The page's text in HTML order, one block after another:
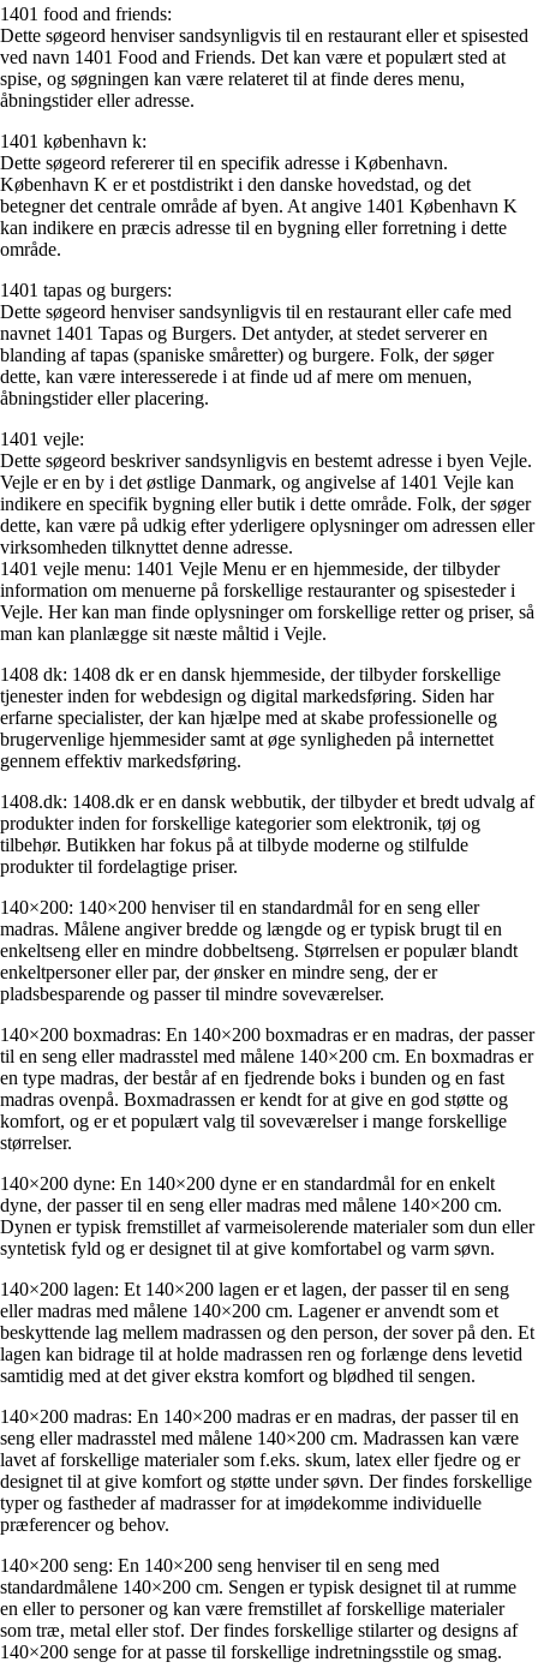
1401 food and friends:
Dette søgeord henviser sandsynligvis til en restaurant eller et spisested
ved navn 1401 Food and Friends. Det kan være et populært sted at
spise, og søgningen kan være relateret til at finde deres menu,
åbningstider eller adresse.
1401 københavn k:
Dette søgeord refererer til en specifik adresse i København.
København K er et postdistrikt i den danske hovedstad, og det
betegner det centrale område af byen. At angive 1401 København K
kan indikere en præcis adresse til en bygning eller forretning i dette
område.
1401 tapas og burgers:
Dette søgeord henviser sandsynligvis til en restaurant eller cafe med
navnet 1401 Tapas og Burgers. Det antyder, at stedet serverer en
blanding af tapas (spaniske småretter) og burgere. Folk, der søger
dette, kan være interesserede i at finde ud af mere om menuen,
åbningstider eller placering.
1401 vejle:
Dette søgeord beskriver sandsynligvis en bestemt adresse i byen Vejle.
Vejle er en by i det østlige Danmark, og angivelse af 1401 Vejle kan
indikere en specifik bygning eller butik i dette område. Folk, der søger
dette, kan være på udkig efter yderligere oplysninger om adressen eller
virksomheden tilknyttet denne adresse.
1401 vejle menu: 1401 Vejle Menu er en hjemmeside, der tilbyder
information om menuerne på forskellige restauranter og spisesteder i
Vejle. Her kan man finde oplysninger om forskellige retter og priser, så
man kan planlægge sit næste måltid i Vejle.
1408 dk: 1408 dk er en dansk hjemmeside, der tilbyder forskellige
tjenester inden for webdesign og digital markedsføring. Siden har
erfarne specialister, der kan hjælpe med at skabe professionelle og
brugervenlige hjemmesider samt at øge synligheden på internettet
gennem effektiv markedsføring.
1408.dk: 1408.dk er en dansk webbutik, der tilbyder et bredt udvalg af
produkter inden for forskellige kategorier som elektronik, tøj og
tilbehør. Butikken har fokus på at tilbyde moderne og stilfulde
produkter til fordelagtige priser.
140×200: 140×200 henviser til en standardmål for en seng eller
madras. Målene angiver bredde og længde og er typisk brugt til en
enkeltseng eller en mindre dobbeltseng. Størrelsen er populær blandt
enkeltpersoner eller par, der ønsker en mindre seng, der er
pladsbesparende og passer til mindre soveværelser.
140×200 boxmadras: En 140×200 boxmadras er en madras, der passer
til en seng eller madrasstel med målene 140×200 cm. En boxmadras er
en type madras, der består af en fjedrende boks i bunden og en fast
madras ovenpå. Boxmadrassen er kendt for at give en god støtte og
komfort, og er et populært valg til soveværelser i mange forskellige
størrelser.
140×200 dyne: En 140×200 dyne er en standardmål for en enkelt
dyne, der passer til en seng eller madras med målene 140×200 cm.
Dynen er typisk fremstillet af varmeisolerende materialer som dun eller
syntetisk fyld og er designet til at give komfortabel og varm søvn.
140×200 lagen: Et 140×200 lagen er et lagen, der passer til en seng
eller madras med målene 140×200 cm. Lagener er anvendt som et
beskyttende lag mellem madrassen og den person, der sover på den. Et
lagen kan bidrage til at holde madrassen ren og forlænge dens levetid
samtidig med at det giver ekstra komfort og blødhed til sengen.
140×200 madras: En 140×200 madras er en madras, der passer til en
seng eller madrasstel med målene 140×200 cm. Madrassen kan være
lavet af forskellige materialer som f.eks. skum, latex eller fjedre og er
designet til at give komfort og støtte under søvn. Der findes forskellige
typer og fastheder af madrasser for at imødekomme individuelle
præferencer og behov.
140×200 seng: En 140×200 seng henviser til en seng med
standardmålene 140×200 cm. Sengen er typisk designet til at rumme
en eller to personer og kan være fremstillet af forskellige materialer
som træ, metal eller stof. Der findes forskellige stilarter og designs af
140×200 senge for at passe til forskellige indretningsstile og smag.